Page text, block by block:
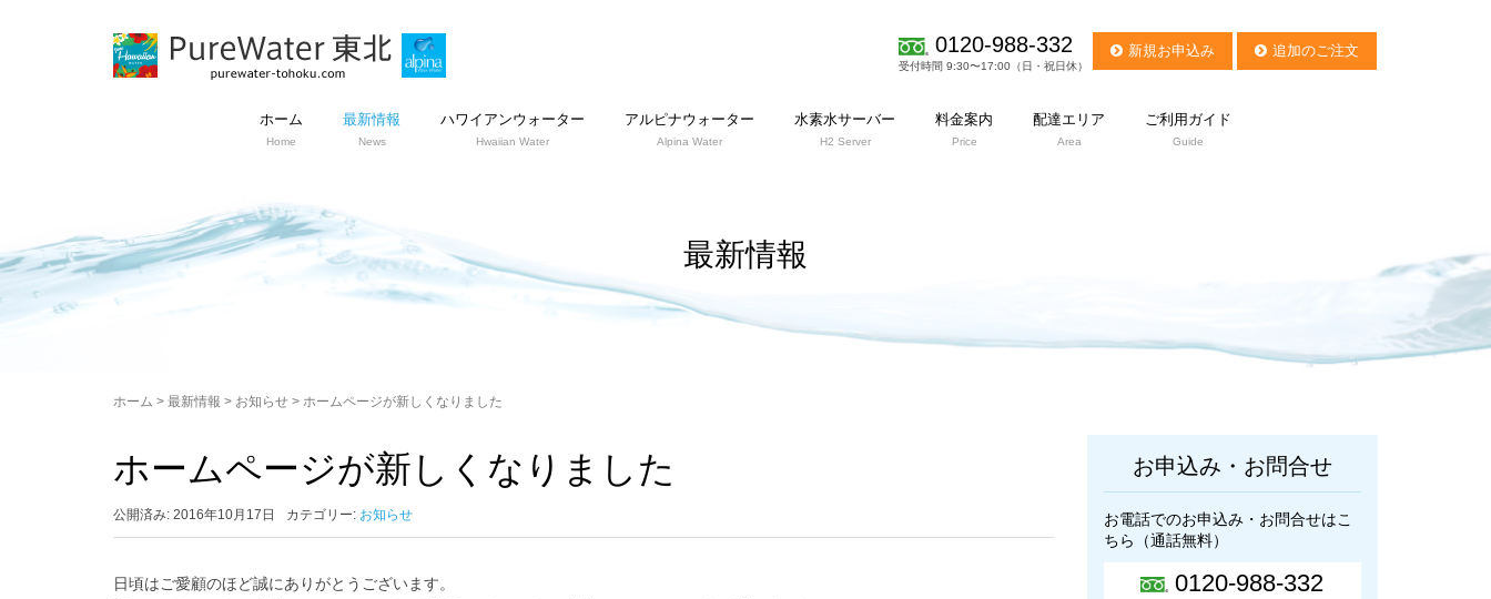
0120-988-332
受付時間 9:30〜17:00（日・祝日休）
新規お申込み 追加のご注文
ホーム
Home
最新情報
News
ハワイアンウォーター
Hwaiian Water
アルピナウォーター
Alpina Water
水素水サーバー
H2 Server
料金案内
Price
配達エリア
Area
ご利用ガイド
Guide
最新情報
ホーム > 最新情報 > お知らせ > ホームページが新しくなりました
ホームページが新しくなりました
公開済み: 2016年10月17日 カテゴリー: お知らせ
日頃はご愛顧のほど誠にありがとうございます。
お申込み・お問合せ
お電話でのお申込み・お問合せはこ
ちら（通話無料）
0120-988-332